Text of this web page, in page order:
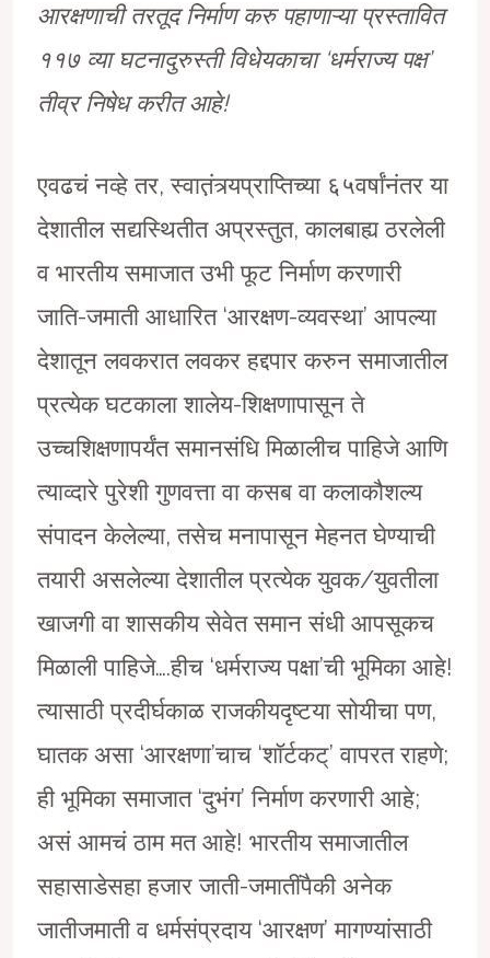
आरक्षणाची तरतूद निर्माण करु पहाणाऱ्या प्रस्तावित
११७ व्या घटनादुरुस्ती विधेयकाचा ‘धर्मराज्य पक्ष’
तीव्र निषेध करीत आहे!
एवढचं नव्हे तर, स्वात़ंत्र्यप्राप्तिच्या ६५वर्षांनंतर या
देशातील सद्यस्थितीत अप्रस्तुत, कालबाह्य ठरलेली
व भारतीय समाजात उभी फूट निर्माण करणारी
जाति-जमाती आधारित ‘आरक्षण-व्यवस्था’ आपल्या
देशातून लवकरात लवकर हद्दपार करुन समाजातील
प्रत्येक घटकाला शालेय-शिक्षणापासून ते
उच्चशिक्षणापर्यंत समानसंधि मिळालीच पाहिजे आणि
त्याव्दारे पुरेशी गुणवत्ता वा कसब वा कलाकौशल्य
संपादन केलेल्या, तसेच मनापासून मेहनत घेण्याची
तयारी असलेल्या देशातील प्रत्येक युवक/युवतीला
खाजगी वा शासकीय सेवेत समान संधी आपसूकच
मिळाली पाहिजे….हीच ‘धर्मराज्य पक्षा’ची भूमिका आहे!
त्यासाठी प्रदीर्घकाळ राजकीयदृष्टया सोयीचा पण,
घातक असा ‘आरक्षणा’चाच ‘शॉर्टकट्’ वापरत राहणे;
ही भूमिका समाजात ‘दुभंग’ निर्माण करणारी आहे;
असं आमचं ठाम मत आहे! भारतीय समाजातील
सहासाडेसहा हजार जाती-जमातींपैकी अनेक
जातीजमाती व धर्मसंप्रदाय ‘आरक्षण’ मागण्यांसाठी